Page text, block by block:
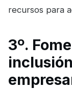
recursos para
3º.